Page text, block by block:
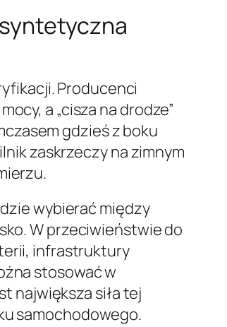
Producenci
a „cisza na drodze”
gdzieś z boku
zaskrzeczy na zimnym
wybierać między
W przeciwieństwie do
infrastruktury
stosować w
największa siła tej
samochodowego.